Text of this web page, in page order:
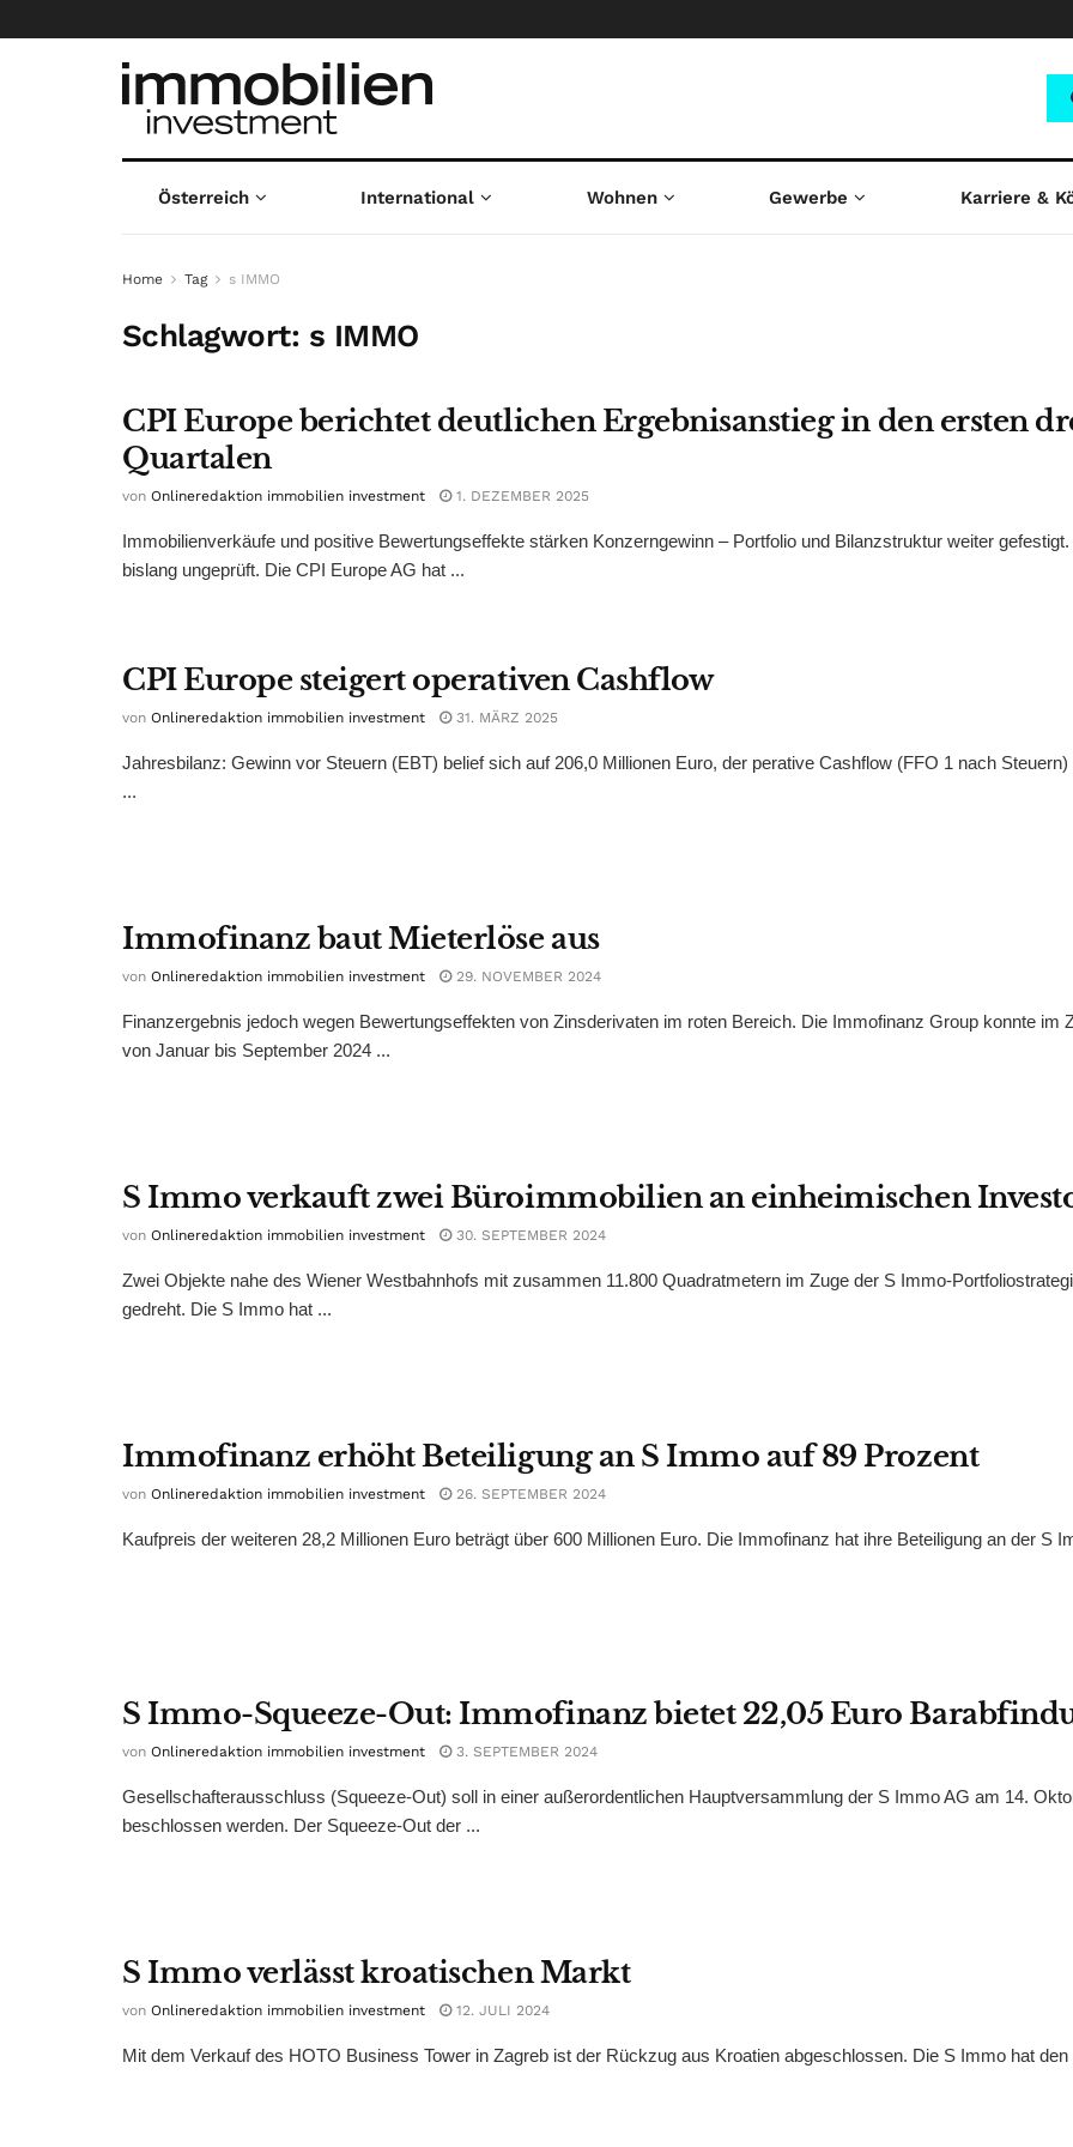
Österreich International Wohnen Gewerbe Karriere &
Home Tag s IMMO
Schlagwort: s IMMO
CPI Europe berichtet deutlichen Ergebnisanstieg in den ersten
Quartalen
von Onlineredaktion immobilien investment 1. DEZEMBER 2025
Immobilienverkäufe und positive Bewertungseffekte stärken Konzerngewinn – Portfolio und Bilanzstruktur weiter gefestigt.
bislang ungeprüft. Die CPI Europe AG hat ...
CPI Europe steigert operativen Cashflow
von Onlineredaktion immobilien investment 31. MÄRZ 2025
Jahresbilanz: Gewinn vor Steuern (EBT) belief sich auf 206,0 Millionen Euro, der perative Cashflow (FFO 1 nach Steuern)
...
Immofinanz baut Mieterlöse aus
von Onlineredaktion immobilien investment 29. NOVEMBER 2024
Finanzergebnis jedoch wegen Bewertungseffekten von Zinsderivaten im roten Bereich. Die Immofinanz Group konnte im
von Januar bis September 2024 ...
S Immo verkauft zwei Büroimmobilien an einheimischen
von Onlineredaktion immobilien investment 30. SEPTEMBER 2024
Zwei Objekte nahe des Wiener Westbahnhofs mit zusammen 11.800 Quadratmetern im Zuge der S Immo-
gedreht. Die S Immo hat ...
Immofinanz erhöht Beteiligung an S Immo auf 89 Prozent
von Onlineredaktion immobilien investment 26. SEPTEMBER 2024
Kaufpreis der weiteren 28,2 Millionen Euro beträgt über 600 Millionen Euro. Die Immofinanz hat ihre Beteiligung an der S
S Immo-Squeeze-Out: Immofinanz bietet 22,05 Euro
von Onlineredaktion immobilien investment 3. SEPTEMBER 2024
Gesellschafterausschluss (Squeeze-Out) soll in einer außerordentlichen Hauptversammlung der S Immo AG am 14.
beschlossen werden. Der Squeeze-Out der ...
S Immo verlässt kroatischen Markt
von Onlineredaktion immobilien investment 12. JULI 2024
Mit dem Verkauf des HOTO Business Tower in Zagreb ist der Rückzug aus Kroatien abgeschlossen. Die S Immo hat den